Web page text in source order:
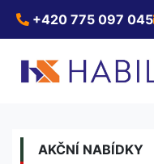
+420 775 097 045
AKČNÍ NABÍDKY